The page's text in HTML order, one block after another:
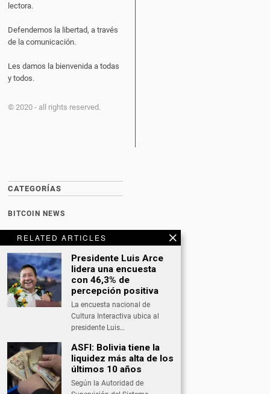
RELATED ARTICLES
Presidente Luis Arce
lidera una encuesta
con 46,3% de
percepción positiva
La encuesta nacional de
Cultura Interactiva ubica al
presidente Luis…
ASFI: Bolivia tiene la
liquidez más alta de los
últimos 10 años
Según la Autoridad de
lectora.
Defendemos la libertad, a través
de la comunicación.
Les damos la bienvenida a todas
y todos.
© 2020 - all rights reserved.
CATEGORÍAS
BITCOIN NEWS
CULTURA
DATING
DEPORTES
ECONOMÍA
INTERNACIONAL
OPINIÓN
SALUD